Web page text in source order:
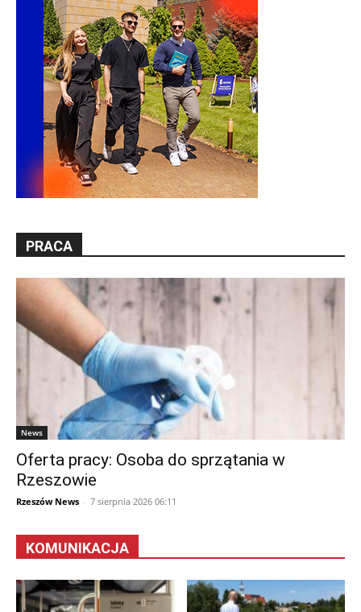
PRACA
News
Oferta pracy: Osoba do sprzątania w
Rzeszowie
Rzeszów News - 7 sierpnia 2026 06:11
KOMUNIKACJA